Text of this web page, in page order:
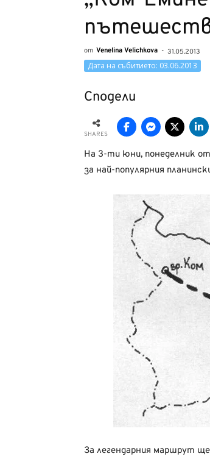
от Venelina Velichkova - 31.05.2013
Дата на събитието: 03.06.2013
Сподели
SHARES
На 3-ти юни, понеделник
за най-популярния
За легендарния маршрут